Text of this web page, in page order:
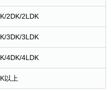
2DK/2LDK
3DK/3LDK
4DK/4LDK
以上